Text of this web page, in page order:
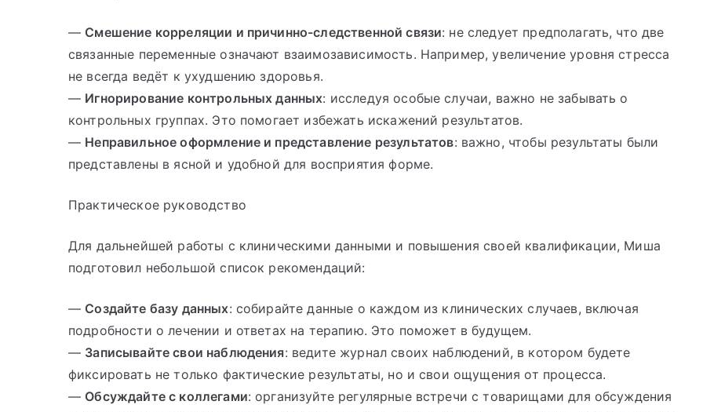
— Смешение корреляции и причинно-следственной связи: не следует предполагать, что две
связанные переменные означают взаимозависимость. Например, увеличение уровня стресса
не всегда ведёт к ухудшению здоровья.
— Игнорирование контрольных данных: исследуя особые случаи, важно не забывать о
контрольных группах. Это помогает избежать искажений результатов.
— Неправильное оформление и представление результатов: важно, чтобы результаты были
представлены в ясной и удобной для восприятия форме.
Практическое руководство
Для дальнейшей работы с клиническими данными и повышения своей квалификации, Миша
подготовил небольшой список рекомендаций:
— Создайте базу данных: собирайте данные о каждом из клинических случаев, включая
подробности о лечении и ответах на терапию. Это поможет в будущем.
— Записывайте свои наблюдения: ведите журнал своих наблюдений, в котором будете
фиксировать не только фактические результаты, но и свои ощущения от процесса.
— Обсуждайте с коллегами: организуйте регулярные встречи с товарищами для обсуждения